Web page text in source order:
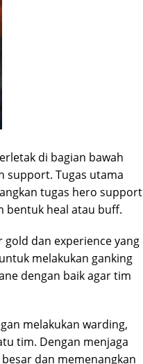
di bagian bawah
support. Tugas utama
tugas hero support
bentuk heal atau buff.
dan experience yang
melakukan ganking
dengan baik agar tim
melakukan warding,
tim. Dengan menjaga
dan memenangkan